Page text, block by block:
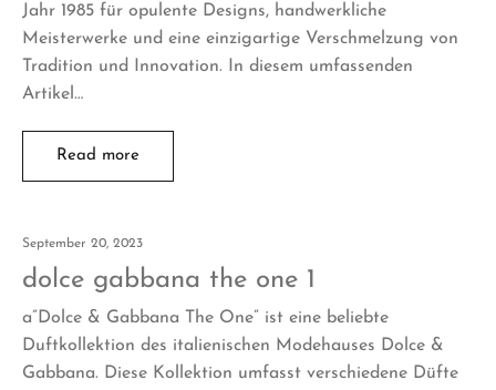
Jahr 1985 für opulente Designs, handwerkliche
Meisterwerke und eine einzigartige Verschmelzung von
Tradition und Innovation. In diesem umfassenden
Artikel…
Read more
September 20, 2023
dolce gabbana the one 1
a”Dolce & Gabbana The One” ist eine beliebte
Duftkollektion des italienischen Modehauses Dolce &
Gabbana. Diese Kollektion umfasst verschiedene Düfte